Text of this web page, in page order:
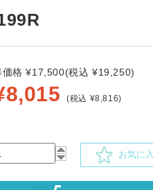
価格 ¥17,500(税込 ¥19,250)
8,015 (税込 ¥8,816)
お気に